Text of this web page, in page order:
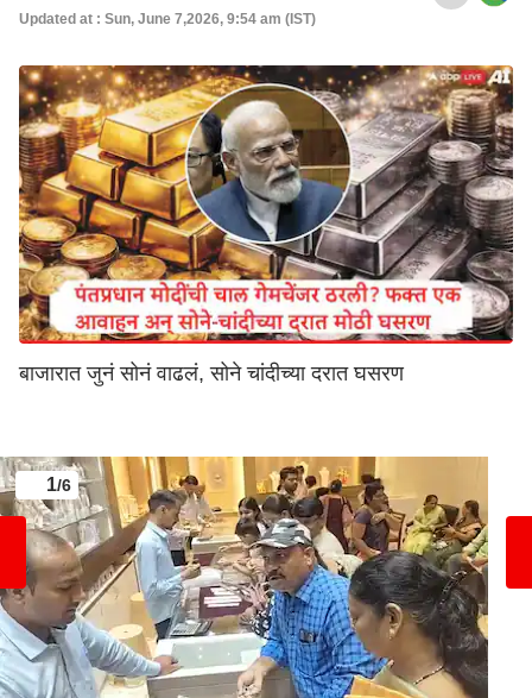
Updated at : Sun, June 7,2026, 9:54 am (IST)
बाजारात जुनं सोनं वाढलं, सोने चांदीच्या दरात घसरण
1/6